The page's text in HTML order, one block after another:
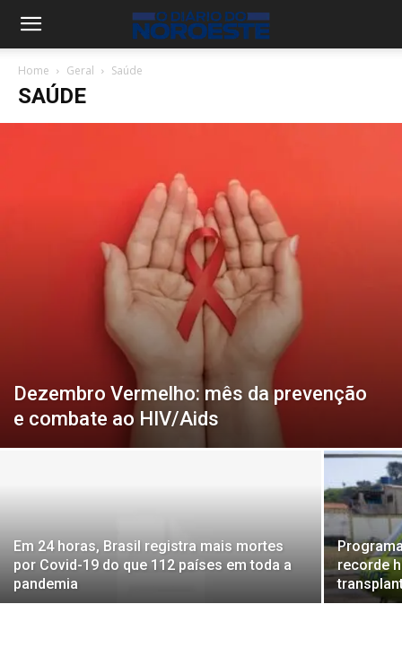
Home Geral Saúde
SAÚDE
Dezembro Vermelho: mês da prevenção
e combate ao HIV/Aids
Em 24 horas, Brasil registra mais mortes
por Covid-19 do que 112 países em toda a
pandemia
recorde